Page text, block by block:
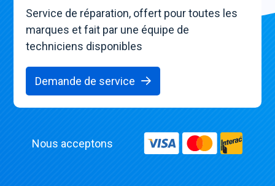
Service de réparation, offert pour toutes les
marques et fait par une équipe de
techniciens disponibles
Demande de service
Nous acceptons